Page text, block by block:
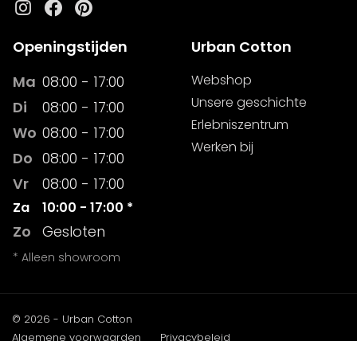
Instagram
Facebook
Pinterest
Openingstijden
Ma 08:00 - 17:00
Di
08:00 - 17:00
Wo 08:00 - 17:00
Do 08:00 - 17:00
Vr
08:00 - 17:00
Za 10:00 - 17:00 *
Zo Gesloten
* Alleen showroom
Urban Cotton
Webshop
Unsere geschichte
Erlebniszentrum
Werken bij
© 2026 - Urban Cotton
Algemene voorwaarden
Privacybeleid